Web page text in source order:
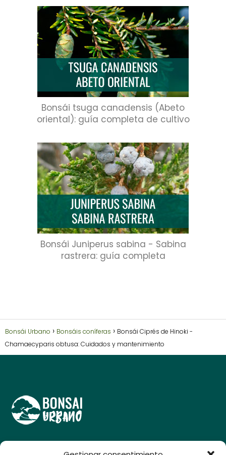
Bonsái tsuga canadensis (Abeto
oriental): guía completa de cultivo
Bonsái Juniperus sabina - Sabina
rastrera: guía completa
Bonsái Urbano Bonsáis coníferas
Bonsái Ciprés de Hinoki -
Chamaecyparis obtusa: Cuidados y mantenimiento
Guías y consejos para amantes del bonsái, cuida y